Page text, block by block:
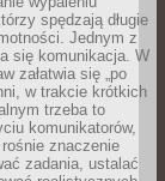
spędzają długie
Jednym z
się komunikacja. W
załatwia się „po
w trakcie krótkich
trzeba to
komunikatorów,
znaczenie
zadania, ustalać